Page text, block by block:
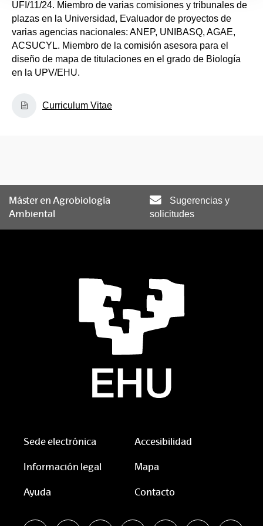
UFI/11/24. Miembro de varias comisiones y tribunales de
plazas en la Universidad, Evaluador de proyectos de
varias agencias nacionales: ANEP, UNIBASQ, AGAE,
ACSUCYL. Miembro de la comisión asesora para el
diseño de mapa de titulaciones en el grado de Biología
en la UPV/EHU.
Curriculum Vitae
Máster en Agrobiología
Ambiental
Sugerencias y
solicitudes
Sede electrónica Accesibilidad
Información legal Mapa
Ayuda Contacto